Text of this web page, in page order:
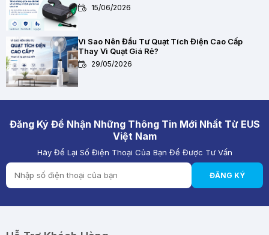
15/06/2026
Vì Sao Nên Đầu Tư Quạt Tích Điện Cao Cấp
Thay Vì Quạt Giá Rẻ?
29/05/2026
28/05/2026
Chất Lượng Pin Và Mạch Bảo Vệ Kép BMS Của
Quạt Tích Điện Quan Trọng Như Thế Nào?
28/05/2026
28/05/2026
Đăng Ký Để Nhận Những Thông Tin Mới Nhất Từ EUS
Việt Nam
Hãy Để Lại Số Điện Thoại Của Bạn Để Được Tư Vấn
ĐĂNG KÝ